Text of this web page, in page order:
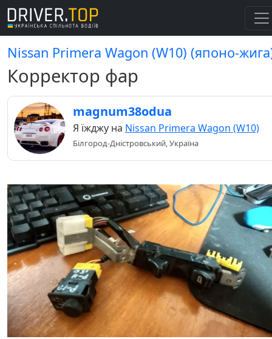
Nissan Primera Wagon (W10) (японо-
Корректор фар
magnum38odua
Я їжджу на Nissan Primera Wagon (W10)
Білгород-Дністровський, Україна